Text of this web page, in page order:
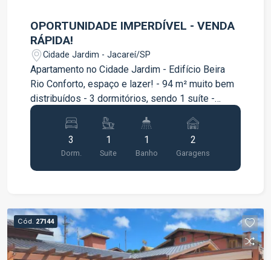
OPORTUNIDADE IMPERDÍVEL - VENDA
RÁPIDA!
Cidade Jardim - Jacareí/SP
Apartamento no Cidade Jardim - Edifício Beira
Rio Conforto, espaço e lazer! - 94 m² muito bem
distribuídos - 3 dormitórios, sendo 1 suíte -
Lavabo - Cozinha planejada - Quarto de casal
com móveis planejados - Sala com ótimo espaço
-Condomínio com lazer completo: - Piscina
adulto e infantil - Academia Ideal para quem
busca conforto, praticidade e qualidade de vida
para sair rápido!
3
Dorm.
1
Suite
1
Banho
2
Garagens
Cód. 27144